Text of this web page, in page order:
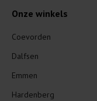
Onze winkels
Coevorden
Dalfsen
Emmen
Hardenberg